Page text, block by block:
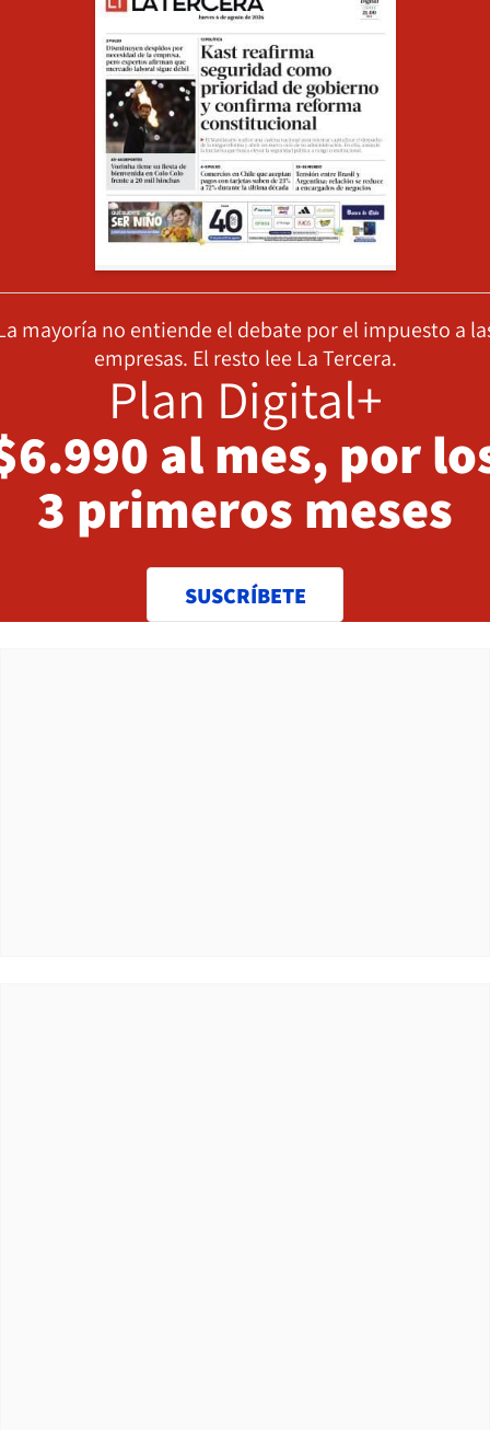
mayoría no entiende el debate por el impuesto a
empresas. El resto lee La Tercera.
Plan Digital+
al mes, por
3 primeros meses
SUSCRÍBETE